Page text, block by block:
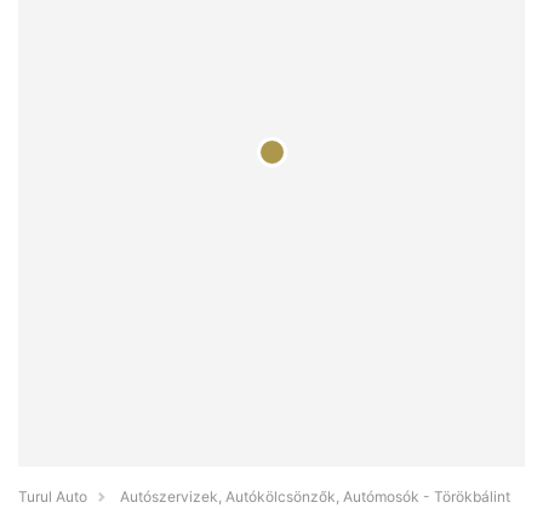
Turul Auto
Autószervizek, Autókölcsönzők, Autómosók - Törökbálint